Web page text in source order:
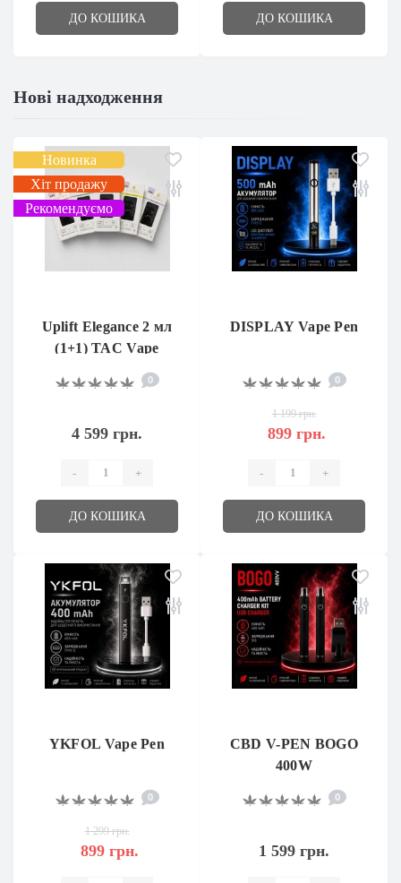
ДО КОШИКА ДО КОШИКА
Нові надходження
Новинка
Хіт продажу
Рекомендуємо
Uplift Elegance 2 мл
(1+1) TAC Vape
0
4 599 грн.
- +
ДО КОШИКА
DISPLAY Vape Pen
0
1 199 грн.
899 грн.
- +
ДО КОШИКА
YKFOL Vape Pen
0
1 299 грн.
899 грн.
CBD V-PEN BOGO
400W
0
1 599 грн.